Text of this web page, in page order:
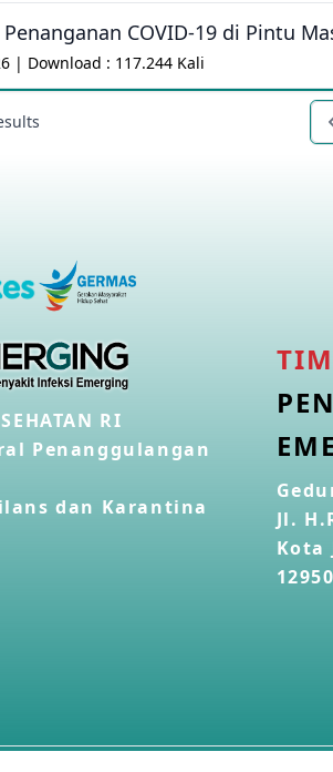
COVID-19 di Pintu
| Download : 117.244 Kali
RI
Penanggulangan
dan Karantina
Jl.
Kota
12950